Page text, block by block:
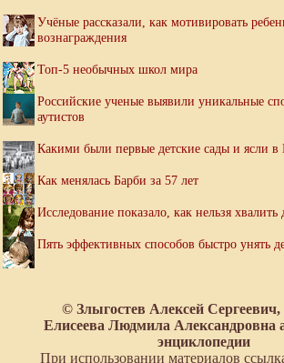
Учёные рассказали, как мотивировать
вознаграждения
Топ-5 необычных школ мира
Российские ученые выявили уникальные
аутистов
Какими были первые детские сады и ясли
Как менялась Барби за 57 лет
Исследование показало, как нельзя хвалить
Пять эффективных способов быстро унять
© Злыгостев Алексей Сергеевич,
Елисеева Людмила Александровна
энциклопедии
При использовании материалов